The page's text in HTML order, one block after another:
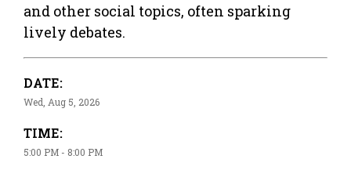
and other social topics, often sparking
lively debates.
DATE:
Wed, Aug 5, 2026
TIME:
5:00 PM - 8:00 PM